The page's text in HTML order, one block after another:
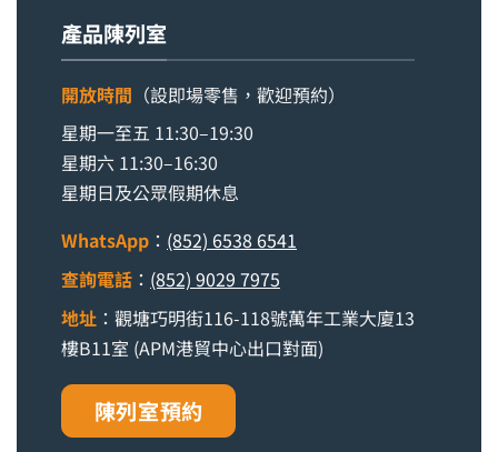
產品陳列室
開放時間 （設即場零售，歡迎預約）
星期一至五 11:30–19:30
星期六 11:30–16:30
星期日及公眾假期休息
WhatsApp ： (852) 6538 6541
查詢電話 ： (852) 9029 7975
地址 ：觀塘巧明街116-118號萬年工業大廈13
樓B11室 (APM港貿中心出口對面)
陳列室預約